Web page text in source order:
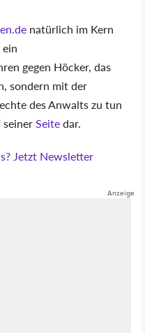
natürlich im Kern
gegen Höcker, das
sondern mit der
des Anwalts zu tun
Seitedar.
Jetzt Newsletter